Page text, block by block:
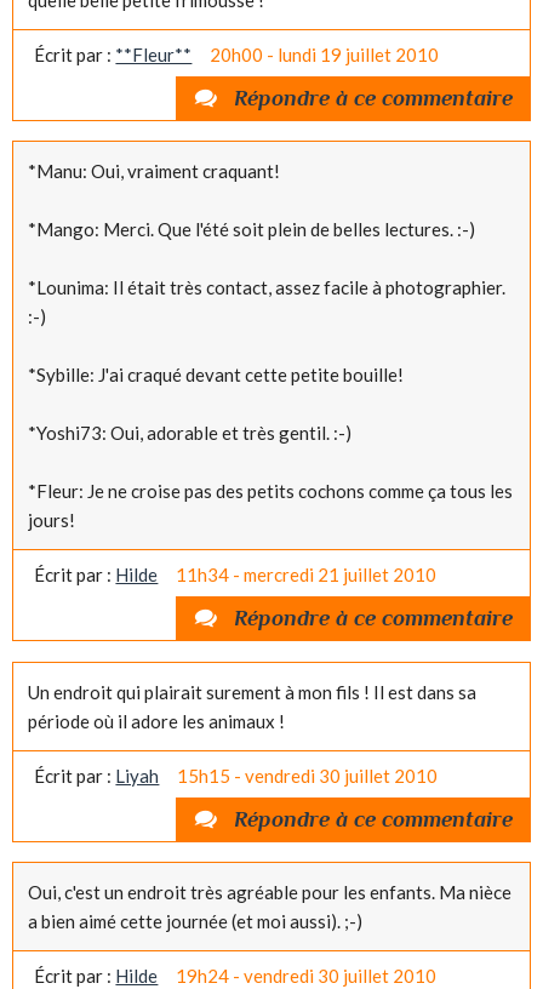
Écrit par : **Fleur** 20h00 - lundi 19 juillet 2010
Répondre à ce commentaire
*Manu: Oui, vraiment craquant!
*Mango: Merci. Que l'été soit plein de belles lectures. :-)
*Lounima: Il était très contact, assez facile à photographier.
:-)
*Sybille: J'ai craqué devant cette petite bouille!
*Yoshi73: Oui, adorable et très gentil. :-)
*Fleur: Je ne croise pas des petits cochons comme ça tous les
jours!
Écrit par : Hilde 11h34- mercredi 21 juillet 2010
Répondre à ce commentaire
Un endroit qui plairait surement à mon fils ! Il est dans sa
période où il adore les animaux !
Écrit par : Liyah 15h15 - vendredi 30 juillet 2010
Répondre à ce commentaire
Oui, c'est un endroit très agréable pour les enfants. Ma nièce
a bien aimé cette journée (et moi aussi). ;-)
Écrit par : Hilde 19h24- vendredi 30 juillet 2010